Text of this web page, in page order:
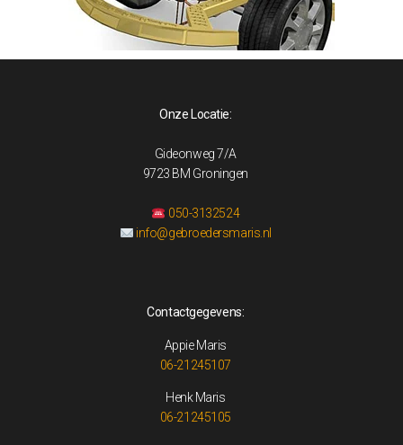
Onze Locatie:
Gideonweg 7/A
9723 BM Groningen
050-3132524
info@gebroedersmaris.nl
Contactgegevens:
Appie Maris
06-21245107
Henk Maris
06-21245105